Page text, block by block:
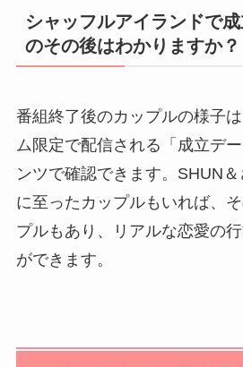
シャッフルアイランドで
のその後はわかりますか？
番組終了後のカップルの様子
ム限定で配信される「成立デ
ンツで確認できます。SHUN
に至ったカップルもいれば、
プルもあり、リアルな恋愛の
ができます。